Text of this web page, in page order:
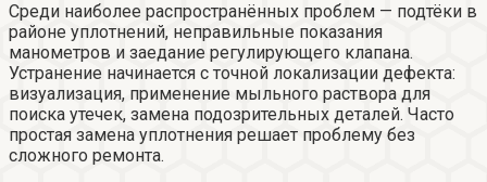
Среди наиболее распространённых проблем — подтёки в
районе уплотнений, неправильные показания
манометров и заедание регулирующего клапана.
Устранение начинается с точной локализации дефекта:
визуализация, применение мыльного раствора для
поиска утечек, замена подозрительных деталей. Часто
простая замена уплотнения решает проблему без
сложного ремонта.